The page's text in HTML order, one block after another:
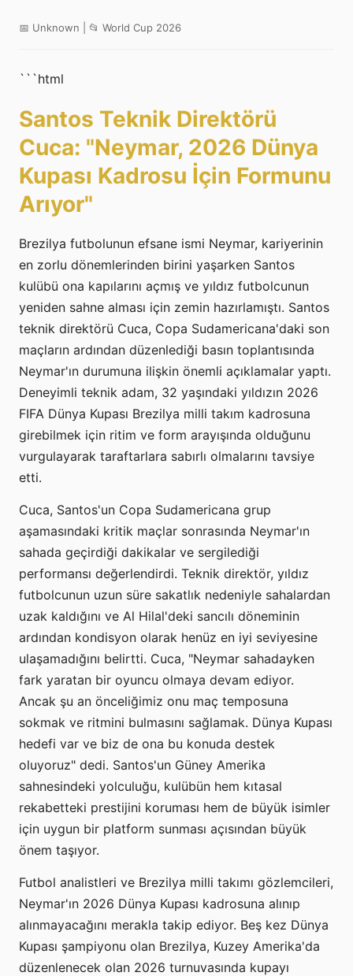
📅 Unknown | 📂 World Cup 2026
```html
Santos Teknik Direktörü
Cuca: "Neymar, 2026 Dünya
Kupası Kadrosu İçin Formunu
Arıyor"
Brezilya futbolunun efsane ismi Neymar, kariyerinin
en zorlu dönemlerinden birini yaşarken Santos
kulübü ona kapılarını açmış ve yıldız futbolcunun
yeniden sahne alması için zemin hazırlamıştı. Santos
teknik direktörü Cuca, Copa Sudamericana'daki son
maçların ardından düzenlediği basın toplantısında
Neymar'ın durumuna ilişkin önemli açıklamalar yaptı.
Deneyimli teknik adam, 32 yaşındaki yıldızın 2026
FIFA Dünya Kupası Brezilya milli takım kadrosuna
girebilmek için ritim ve form arayışında olduğunu
vurgulayarak taraftarlara sabırlı olmalarını tavsiye
etti.
Cuca, Santos'un Copa Sudamericana grup
aşamasındaki kritik maçlar sonrasında Neymar'ın
sahada geçirdiği dakikalar ve sergilediği
performansı değerlendirdi. Teknik direktör, yıldız
futbolcunun uzun süre sakatlık nedeniyle sahalardan
uzak kaldığını ve Al Hilal'deki sancılı döneminin
ardından kondisyon olarak henüz en iyi seviyesine
ulaşamadığını belirtti. Cuca, "Neymar sahadayken
fark yaratan bir oyuncu olmaya devam ediyor.
Ancak şu an önceliğimiz onu maç temposuna
sokmak ve ritmini bulmasını sağlamak. Dünya Kupası
hedefi var ve biz de ona bu konuda destek
oluyoruz" dedi. Santos'un Güney Amerika
sahnesindeki yolculuğu, kulübün hem kıtasal
rekabetteki prestijini koruması hem de büyük isimler
için uygun bir platform sunması açısından büyük
önem taşıyor.
Futbol analistleri ve Brezilya milli takımı gözlemcileri,
Neymar'ın 2026 Dünya Kupası kadrosuna alınıp
alınmayacağını merakla takip ediyor. Beş kez Dünya
Kupası şampiyonu olan Brezilya, Kuzey Amerika'da
düzenlenecek olan 2026 turnuvasında kupayı